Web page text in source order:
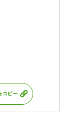
コピー